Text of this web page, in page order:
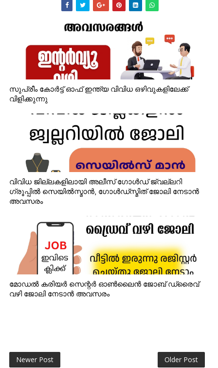
സുപ്രീം കോർട്ട് ഓഫ് ഇന്ത്യ വിവിധ ഒഴിവുകളിലേക്ക്
വിളിക്കുന്നു
വിവിധ ജില്ലകളിലായി അലീസ് ഗോൾഡ് ജ്വല്ലറി
ഗ്രൂപ്പിൽ സെയിൽസ്മാൻ, ഗോൾഡ്‌സ്മിത് ജോലി നേടാൻ
അവസരം
മോഡൽ കരിയർ സെന്റർ ഓൺലൈൻ ജോബ് ഡ്രൈവ്
വഴി ജോലി നേടാൻ അവസരം
Newer Post Older Post